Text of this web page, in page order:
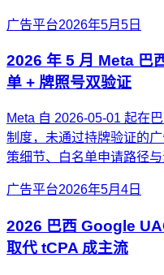
广告平台2026年5月5日
2026 年 5 月 Meta 巴
单 + 牌照号双验证
Meta 自 2026-05-01 起在
制度，未通过持牌验证的
策细节、白名单申请路径与
广告平台2026年5月4日
2026 巴西 Google
取代 tCPA 成主流